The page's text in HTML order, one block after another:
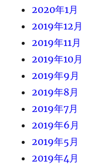
2020年1月
2019年12月
2019年11月
2019年10月
2019年9月
2019年8月
2019年7月
2019年6月
2019年5月
2019年4月